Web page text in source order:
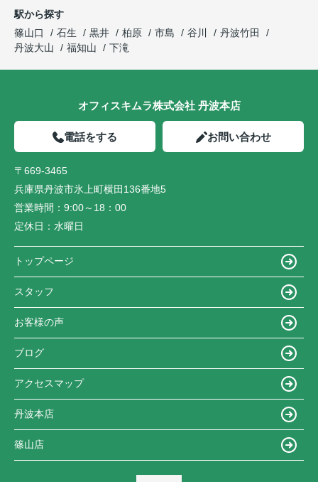
駅から探す
篠山口
石生 黒井 柏原 市島 谷川
丹波竹田
丹波大山
福知山 下滝
オフィスキムラ株式会社 丹波本店
電話をする お問い合わせ
〒669-3465
兵庫県丹波市氷上町横田136番地5
営業時間： 9:00～18：00
定休日： 水曜日
トップページ
スタッフ
お客様の声
ブログ
アクセスマップ
丹波本店
篠山店